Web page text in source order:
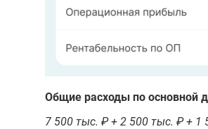
Общие расходы по основной
7 500 тыс. ₽ + 2 500 тыс. ₽ +